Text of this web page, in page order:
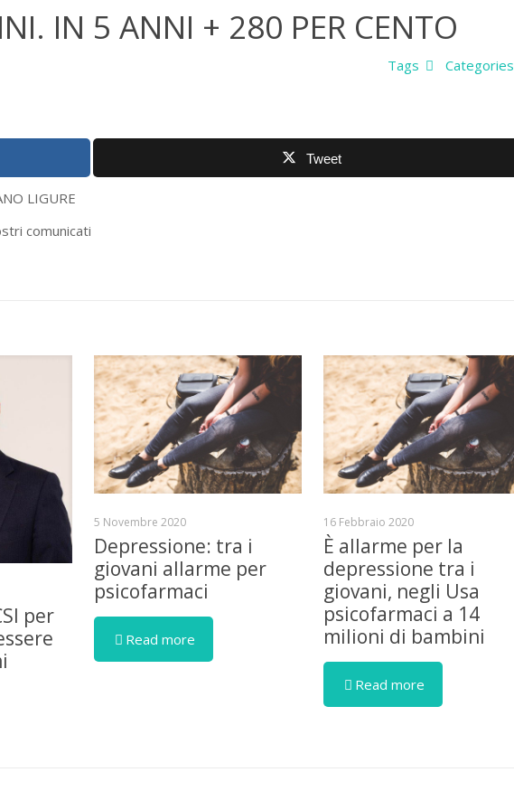
IN 5 ANNI + 280 PER CENTO
Categories
Tags
Tweet
comunicati
per
5 Novembre 2020
Depressione: tra i
giovani allarme per
psicofarmaci
Read more
16 Febbraio 2020
È allarme per la
depressione tra i
giovani, negli Usa
psicofarmaci a 14
milioni di bambini
Read more